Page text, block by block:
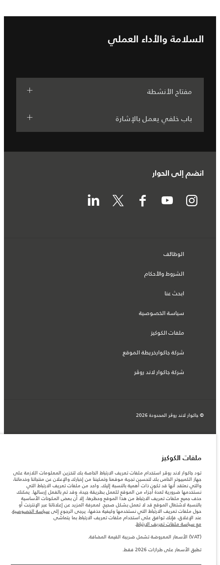
السلامة والأداء العملي
مفتاح الأنشطة
باب خلفي يعمل بالإشارة
انضم إلى الحوار
الوظائف
الشروط والأحكام
ابحث عنا
سياسة الخصوصية
ملفات الكوكيز
شركة جاكوارخريطة الموقع
شركة جاكوار لاند روڤر
© جاكوار لاند روڨر المحدودة 2026
آخر، كما أنّها قد تتغير بدون إشعار مسبق. الرجاء التواصل مع وكيلنا المحلي للتأكد من توفّرها
والتحقق من الأسعار.
الأرقام المقدمة هي نتيجة لاختبارات المصنع الرسمية وفقاً لتشريعات الاتحاد الأوروبي. قد
يتباين استهلك الوقود الفعلي للمركبة عن ذلك المتحقق في تلك الاختبارات كما أن هذه
الأرقام بغرض المقارنة فحسب.
ملاحظة مهمة حول الصور والمواصفات. إن النقص العالمي في أشباه الموصلات يؤثر حاليًا
في مواصفات تصميم السيارات وتوفر الخيارات وتوقيتات التصاميم. هذا ظرف ديناميكي
للغاية، ونتيجة لذلك، قد لا تمثّل الصور المستخدَمة ضمن موقع الويب حاليًا المواصفات الحالية
بالكامل بالنسبة إلى الميزات والخيارات والحلية ومجموعات الألوان. يرجى استشارة وكيلك الذي
سيتمكّن من تأكيد أي تقييدات حالية معك للسماح لك باتخاذ قرار مدروس
الأسعار المعروضة تشمل ضريبة القيمة المضافة (VAT).
الأسعار تنطبق فقط على الطرازات المصنعة في عام 2026.‎
ملفات الكوكيز
تود جاكوار لاند روڤر استخدام ملفات تعريف الارتباط الخاصة بك لتخزين المعلومات اللازمة على
جهاز الكمبيوتر الخاص بك لتحسين تجربة موقعنا وتمكيننا من إخبارك والإعلان عن منتجاتنا وخدماتنا،
والتي نعتقد أنها قد تكون ذات أهمية بالنسبة إليك. واحد من ملفات تعريف الارتباط التي
نستخدمها ضرورية لعدة أجزاء من الموقع للعمل بطريقة جيدة، وقد تم بالفعل إرسالها. يمكنك
حذف جميع ملفات تعريف الارتباط من هذا الموقع وحظرها، إلا أن بعض المكونات الأساسية
بالنسبة لاشتغال الموقع قد لا تعمل بشكل صحيح. لمعرفة المزيد عن إعلاناتنا عبر الإنترنت أو
حول ملفات تعريف الارتباط التي نستخدمها وكيفية حذفها، يرجى الرجوع إلى سياسة الخصوصية.
عند الإغلاق، فإنك توافق على استخدام ملفات تعريف الارتباط بما يتماشى
مع سياسة ملفات تعريف الارتباط.
(VAT) الأسعار المعروضة تشمل ضريبة القيمة المضافة.
تطبق الأسعار على طرازات 2026 فقط.